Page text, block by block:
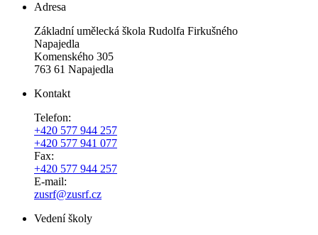
Adresa
Základní umělecká škola Rudolfa Firkušného
Napajedla
Komenského 305
763 61 Napajedla
Kontakt
Telefon:
+420 577 944 257
+420 577 941 077
Fax:
+420 577 944 257
E-mail:
zusrf@zusrf.cz
Vedení školy